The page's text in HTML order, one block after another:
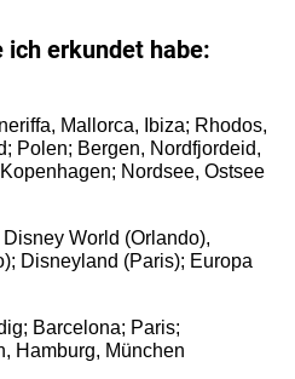
ich erkundet habe:
Mallorca, Ibiza; Rhodos,
Polen; Bergen, Nordfjordeid,
Nordsee, Ostsee
Disney World (Orlando),
Disneyland (Paris); Europa
Barcelona; Paris;
Hamburg, München